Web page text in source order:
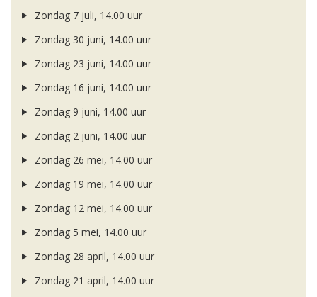
Zondag 7 juli, 14.00 uur
Zondag 30 juni, 14.00 uur
Zondag 23 juni, 14.00 uur
Zondag 16 juni, 14.00 uur
Zondag 9 juni, 14.00 uur
Zondag 2 juni, 14.00 uur
Zondag 26 mei, 14.00 uur
Zondag 19 mei, 14.00 uur
Zondag 12 mei, 14.00 uur
Zondag 5 mei, 14.00 uur
Zondag 28 april, 14.00 uur
Zondag 21 april, 14.00 uur